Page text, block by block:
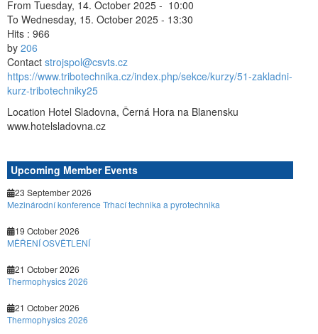
From Tuesday, 14. October 2025 - 10:00
To Wednesday, 15. October 2025 - 13:30
Hits : 966
by 206
Contact strojspol@csvts.cz
https://www.tribotechnika.cz/index.php/sekce/kurzy/51-zakladni-
kurz-tribotechniky25
Location Hotel Sladovna, Černá Hora na Blanensku
www.hotelsladovna.cz
Upcoming Member Events
23 September 2026
Mezinárodní konference Trhací technika a pyrotechnika
19 October 2026
MĚŘENÍ OSVĚTLENÍ
21 October 2026
Thermophysics 2026
21 October 2026
Thermophysics 2026